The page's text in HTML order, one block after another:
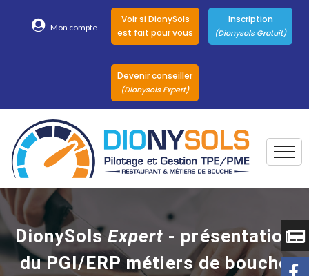
Mon compte
Voir si DionySols
est fait pour vous
Inscription
(Dionysols Gratuit)
Devenir conseiller
(Dionysols Expert)
Nos conseillers
DionySols
Nos versions
DionySolsExpert - présentation
du PGI/ERP métiers de bouche